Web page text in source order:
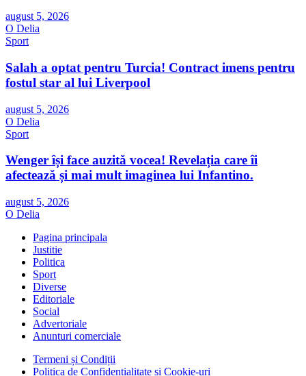
august 5, 2026
O Delia
Sport
Salah a optat pentru Turcia! Contract imens pentru
fostul star al lui Liverpool
august 5, 2026
O Delia
Sport
Wenger își face auzită vocea! Revelația care îi
afectează și mai mult imaginea lui Infantino.
august 5, 2026
O Delia
Pagina principala
Justitie
Politica
Sport
Diverse
Editoriale
Social
Advertoriale
Anunturi comerciale
Termeni și Condiții
Politica de Confidențialitate și Cookie-uri